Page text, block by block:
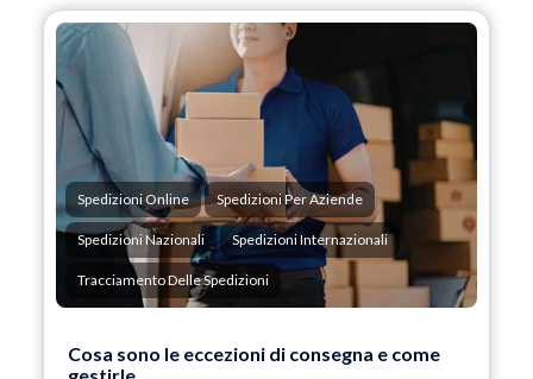
Spedizioni Online Spedizioni Per Aziende
Spedizioni Nazionali Spedizioni Internazionali
Tracciamento Delle Spedizioni
Cosa sono le eccezioni di consegna e come